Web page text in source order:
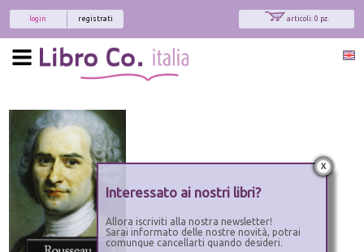
articoli: 0 pz.
registrati
login
x
Interessato ai nostri libri?
Allora iscriviti alla nostra newsletter!
Sarai informato delle nostre novità, potrai
comunque cancellarti quando desideri.